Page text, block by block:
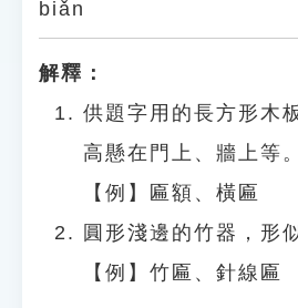
biǎn
解釋：
供題字用的長方形木
高懸在門上、牆上等。
【例】匾額、橫匾
圓形淺邊的竹器，形
【例】竹匾、針線匾